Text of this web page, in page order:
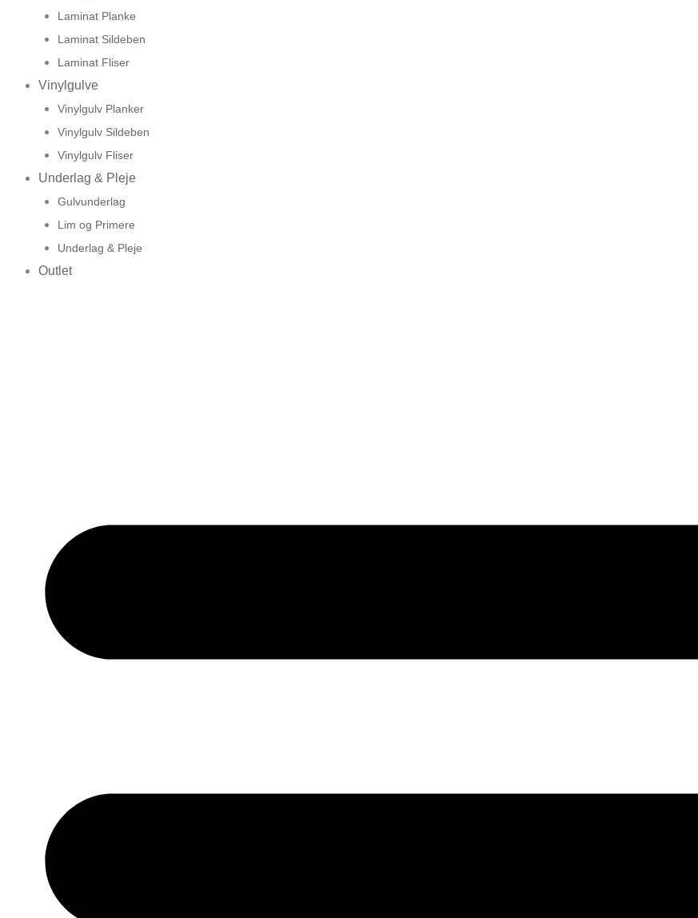
Laminat Planke
Laminat Sildeben
Laminat Fliser
Vinylgulve
Vinylgulv Planker
Vinylgulv Sildeben
Vinylgulv Fliser
Underlag & Pleje
Gulvunderlag
Lim og Primere
Underlag & Pleje
Outlet